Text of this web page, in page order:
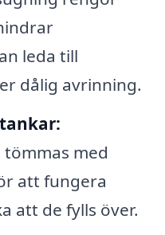
leda till
dålig avrinning.
med
att fungera
att de fylls över.